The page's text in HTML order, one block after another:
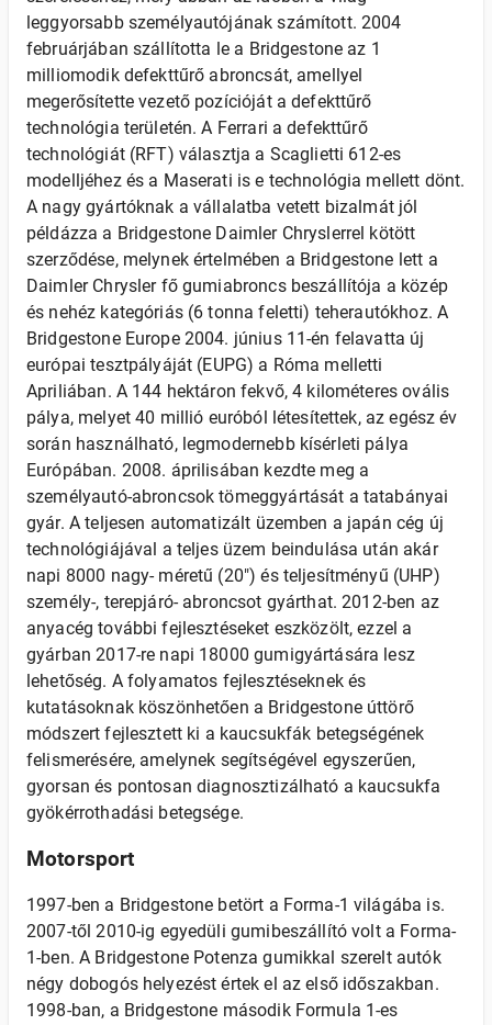
leggyorsabb személyautójának számított. 2004
februárjában szállította le a Bridgestone az 1
milliomodik defekttűrő abroncsát, amellyel
megerősítette vezető pozícióját a defekttűrő
technológia területén. A Ferrari a defekttűrő
technológiát (RFT) választja a Scaglietti 612-es
modelljéhez és a Maserati is e technológia mellett dönt.
A nagy gyártóknak a vállalatba vetett bizalmát jól
példázza a Bridgestone Daimler Chryslerrel kötött
szerződése, melynek értelmében a Bridgestone lett a
Daimler Chrysler fő gumiabroncs beszállítója a közép
és nehéz kategóriás (6 tonna feletti) teherautókhoz. A
Bridgestone Europe 2004. június 11-én felavatta új
európai tesztpályáját (EUPG) a Róma melletti
Apriliában. A 144 hektáron fekvő, 4 kilométeres ovális
pálya, melyet 40 millió euróból létesítettek, az egész év
során használható, legmodernebb kísérleti pálya
Európában. 2008. áprilisában kezdte meg a
személyautó-abroncsok tömeggyártását a tatabányai
gyár. A teljesen automatizált üzemben a japán cég új
technológiájával a teljes üzem beindulása után akár
napi 8000 nagy- méretű (20") és teljesítményű (UHP)
személy-, terepjáró- abroncsot gyárthat. 2012-ben az
anyacég további fejlesztéseket eszközölt, ezzel a
gyárban 2017-re napi 18000 gumigyártására lesz
lehetőség. A folyamatos fejlesztéseknek és
kutatásoknak köszönhetően a Bridgestone úttörő
módszert fejlesztett ki a kaucsukfák betegségének
felismerésére, amelynek segítségével egyszerűen,
gyorsan és pontosan diagnosztizálható a kaucsukfa
gyökérrothadási betegsége.
Motorsport
1997-ben a Bridgestone betört a Forma-1 világába is.
2007-től 2010-ig egyedüli gumibeszállító volt a Forma-
1-ben. A Bridgestone Potenza gumikkal szerelt autók
négy dobogós helyezést értek el az első időszakban.
1998-ban, a Bridgestone második Formula 1-es